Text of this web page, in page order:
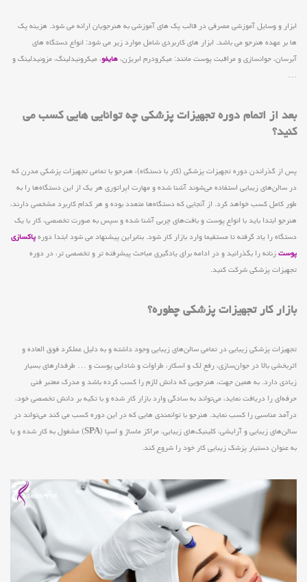
ابزار و وسایل آموزشی مصرفی در قالب پک های آموزشی به هنرجویان ارائه می شود. هزینه پک
ها بر عهده هنرجو می باشد. ابزار های کاربردی شامل موارد زیر می شود: انواع دستگاه های
آبرسان، جوانسازی و مراقبت پوست مانند: میکرودرم ابریژن،هایفو، میکرونیدلینگ، مزونیدلینگ و
…
بعد از اتمام دوره تجهیزات پزشکی چه توانایی هایی کسب می
کنید؟
پس از گذراندن دوره تجهیزات پزشکی (کار با دستگاه)، هنرجو با تمامی تجهیزات پزشکی مدرن که
در سالن‌های زیبایی استفاده می‌شوند آشنا شده و مهارت اپراتوری هر یک از این دستگاه‌ها را به
طور کامل کسب خواهد کرد. از آنجایی که دستگاه‌ها متعدد بوده و هر کدام کاربرد مشخصی دارند،
هنرجو ابتدا باید با انواع پوست و بافت‌های چربی آشنا شده و سپس به صورت تخصصی، کار با یک
دستگاه را یاد گرفته تا مستقیما وارد بازار کار شود. بنابراین پیشنهاد می شود ابتدا دورهپاکسازی
پوستزنانه را بگذرانید و در ادامه برای یادگیری مباحث پیشرفته تر و تخصصی تر، در دوره
تجهیزات پزشکی شرکت کنید.
بازار کار تجهیزات پزشکی چطوره؟
تجهیزات پزشکی زیبایی در تمامی سالن‌های زیبایی وجود داشته و به دلیل عملکرد فوق العاده و
اثربخشی بالا در جوان‌سازی، رفع لک و اسکار، طراوات و شادابی پوست و … طرفدارهای بسیار
زیادی دارد. به همین جهت، هنرجویی که دانش لازم را کسب کرده باشد و مدرک معتبر فنی
حرفه‌ای را دریافت نماید، می‌تواند به سادگی وارد بازار کار شده و با تکیه بر دانش تخصصی خود،
درآمد مناسبی را کسب نماید. هنرجو با توانمندی هایی که در این دوره کسب می کند می‌تواند در
سالن‌های زیبایی و آرایشی، کلینیک‌های زیبایی، مراکز ماساژ و اسپا (SPA) مشغول به کار شده و یا
به عنوان دستیار پزشک زیبایی کار خود را شروع کند.